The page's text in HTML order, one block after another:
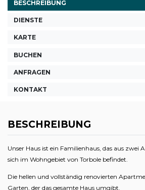
BESCHREIBUNG
DIENSTE
KARTE
BUCHEN
ANFRAGEN
KONTAKT
BESCHREIBUNG
Unser Haus ist ein Familienhaus, das aus zwei
sich im Wohngebiet von Torbole befindet.
Die hellen und vollständig renovierten
Garten, der das gesamte Haus umgibt.